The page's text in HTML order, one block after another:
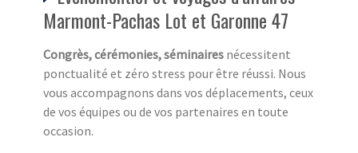
Marmont-Pachas Lot et Garonne 47
Congrès, cérémonies, séminaires nécessitent
ponctualité et zéro stress pour être réussi. Nous
vous accompagnons dans vos déplacements, ceux
de vos équipes ou de vos partenaires en toute
occasion.